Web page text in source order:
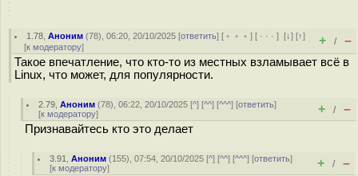
1.78 ,Аноним (78), 06:20, 20/10/2025 [ответить] [ ﹢﹢﹢] [ · · ·][↓] [↑]
[к модератору] + / –
Такое впечатление, что кто-то из местных взламывает всё в
Linux, что может, для популярности.
2.79 ,Аноним (78), 06:22, 20/10/2025 [^] [^^] [^^^] [ответить]
[к модератору] + / –
Признавайтесь кто это делает
3.91 ,Аноним (155), 07:54, 20/10/2025 [^] [^^] [^^^] [ответить]
[к модератору] + / –